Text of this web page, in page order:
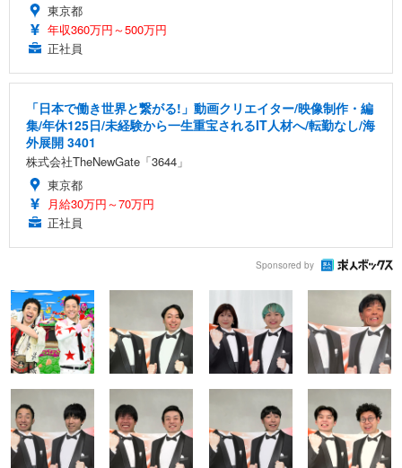
東京都
年収360万円～500万円
正社員
「日本で働き世界と繋がる!」動画クリエイター/映像制作・編
集/年休125日/未経験から一生重宝されるIT人材へ/転勤なし/海
外展開 3401
株式会社TheNewGate「3644」
東京都
月給30万円～70万円
正社員
Sponsored by